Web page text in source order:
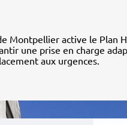
Montpellier active le Plan
une prise en charge
aux urgences.